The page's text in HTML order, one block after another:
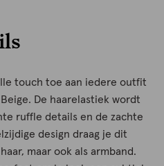
touch toe aan iedere outfit
De haarelastiek wordt
ruffle details en de zachte
design draag je dit
maar ook als armband.